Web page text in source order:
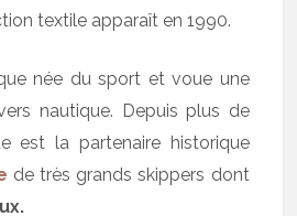
textile apparaît en 1990.
née du sport et voue une
nautique. Depuis plus de
est la partenaire historique
de très grands skippers dont